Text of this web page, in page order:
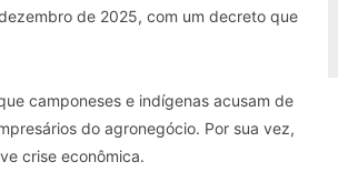
de 2025, com um decreto que
camponeses e indígenas acusam de
do agronegócio. Por sua vez,
crise econômica.